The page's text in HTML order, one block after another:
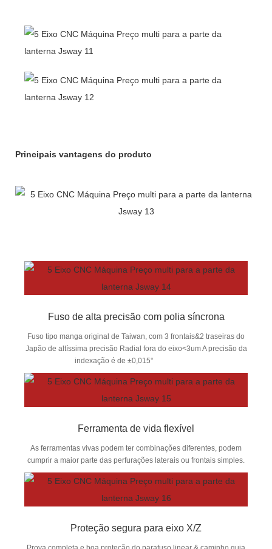
Principais vantagens do produto
Fuso de alta precisão com polia síncrona
Fuso tipo manga original de Taiwan, com 3 frontais&2 traseiras do
Japão de altíssima precisão Radial fora do eixo<3um A precisão da
indexação é de ±0,015°
Ferramenta de vida flexível
As ferramentas vivas podem ter combinações diferentes, podem
cumprir a maior parte das perfurações laterais ou frontais simples.
Proteção segura para eixo X/Z